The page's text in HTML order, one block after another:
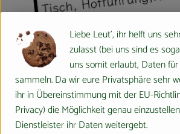
Liebe Leut', ihr helft uns
zulasst (bei uns sind es
uns somit erlaubt, Daten
sammeln. Da wir eure Privatsphäre sehr
ihr in Übereinstimmung mit der EU-
Privacy) die Möglichkeit genau
Dienstleister ihr Daten weitergebt.